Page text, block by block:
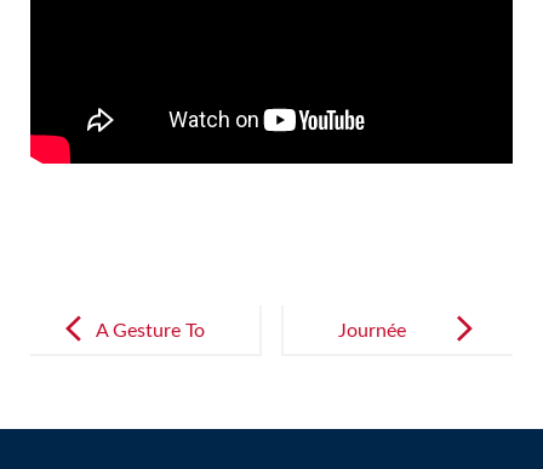
navigationA Gesture To
Journée